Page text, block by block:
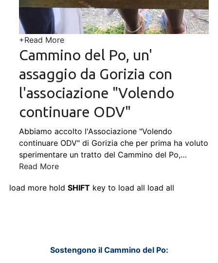
+Read More
Cammino del Po, un'
assaggio da Gorizia con
l'associazione "Volendo
continuare ODV"
Abbiamo accolto l'Associazione "Volendo
continuare ODV" di Gorizia che per prima ha voluto
sperimentare un tratto del Cammino del Po,…
Read More
load more holdSHIFT key to load all load all
Sostengono il Cammino del Po: